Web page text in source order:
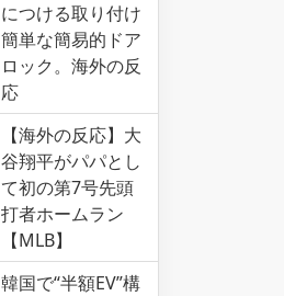
につける取り付け
簡単な簡易的ドア
ロック。海外の反
応
【海外の反応】大
谷翔平がパパとし
て初の第7号先頭
打者ホームラン
【MLB】
韓国で“半額EV”構